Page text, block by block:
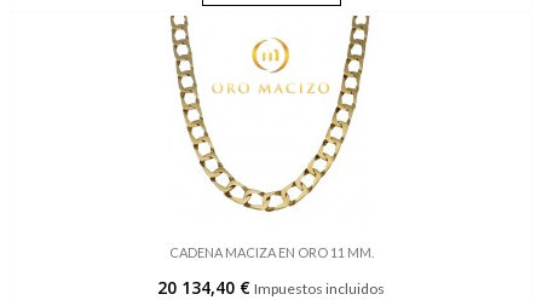
CADENA MACIZA EN ORO 11 MM.
20 134,40 € Impuestos incluidos